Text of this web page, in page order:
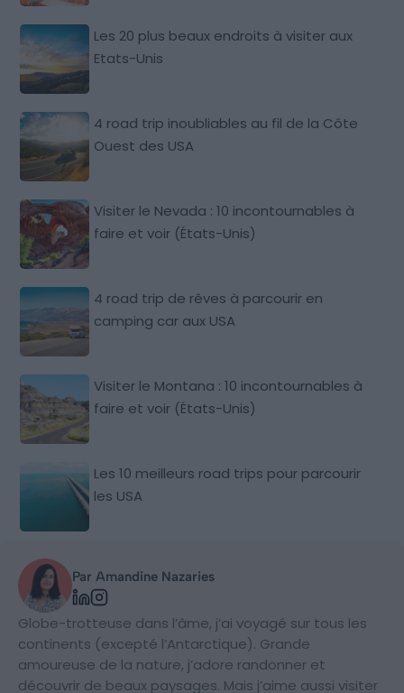
Les 20 plus beaux endroits à visiter aux
Etats-Unis
4 road trip inoubliables au fil de la Côte
Ouest des USA
Visiter le Nevada : 10 incontournables à
faire et voir (États-Unis)
4 road trip de rêves à parcourir en
camping car aux USA
Visiter le Montana : 10 incontournables à
faire et voir (États-Unis)
Les 10 meilleurs road trips pour parcourir
les USA
Par Amandine Nazaries
Globe-trotteuse dans l’âme, j’ai voyagé sur tous les
continents (excepté l’Antarctique). Grande
amoureuse de la nature, j’adore randonner et
découvrir de beaux paysages. Mais j’aime aussi visiter